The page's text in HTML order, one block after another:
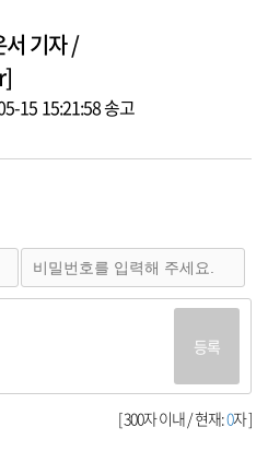
서 기자 /
15 15:21:58 송고
등록
[ 300자 이내 / 현재:0자 ]